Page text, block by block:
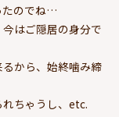
たのでね…
はご隠居の身分で
から、始終噛み締
ちゃうし、etc.